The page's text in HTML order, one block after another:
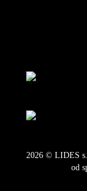
2026 © LIDES
od